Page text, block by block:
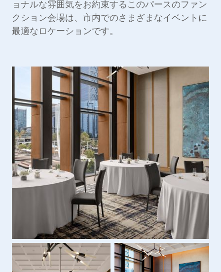
ョナルな雰囲気をお約束するこのパースのファン
クション会場は、市内でのさまざまなイベントに
最適なロケーションです。